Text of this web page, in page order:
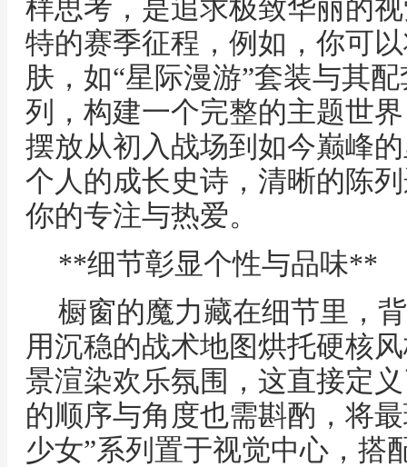
样思考，是追求极致华丽的
特的赛季征程，例如，你可
肤，如“星际漫游”套装与其
列，构建一个完整的主题世
摆放从初入战场到如今巅峰
个人的成长史诗，清晰的陈
你的专注与热爱。
**细节彰显个性与品味**
橱窗的魔力藏在细节里，
用沉稳的战术地图烘托硬核
景渲染欢乐氛围，这直接定
的顺序与角度也需斟酌，将
少女”系列置于视觉中心，搭